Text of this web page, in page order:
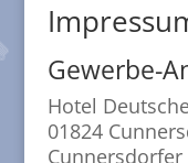
Gewerbe-
Hotel
01824
Cunnersdorfer